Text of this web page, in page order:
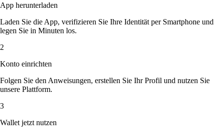
App herunterladen
Laden Sie die App, verifizieren Sie Ihre Identität per Smartphone und
legen Sie in Minuten los.
2
Konto einrichten
Folgen Sie den Anweisungen, erstellen Sie Ihr Profil und nutzen Sie
unsere Plattform.
3
Wallet jetzt nutzen